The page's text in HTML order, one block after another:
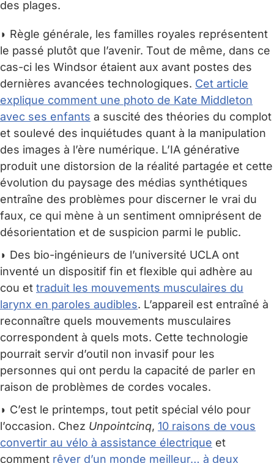
des plages.
◗ Règle générale, les familles royales représentent
le passé plutôt que l’avenir. Tout de même, dans ce
cas-ci les Windsor étaient aux avant postes des
dernières avancées technologiques. Cet article
explique comment une photo de Kate Middleton
avec ses enfants a suscité des théories du complot
et soulevé des inquiétudes quant à la manipulation
des images à l’ère numérique. L’IA générative
produit une distorsion de la réalité partagée et cette
évolution du paysage des médias synthétiques
entraîne des problèmes pour discerner le vrai du
faux, ce qui mène à un sentiment omniprésent de
désorientation et de suspicion parmi le public.
◗ Des bio-ingénieurs de l’université UCLA ont
inventé un dispositif fin et flexible qui adhère au
cou et traduit les mouvements musculaires du
larynx en paroles audibles. L’appareil est entraîné à
reconnaître quels mouvements musculaires
correspondent à quels mots. Cette technologie
pourrait servir d’outil non invasif pour les
personnes qui ont perdu la capacité de parler en
raison de problèmes de cordes vocales.
◗ C’est le printemps, tout petit spécial vélo pour
l’occasion. Chez Unpointcinq, 10 raisons de vous
convertir au vélo à assistance électrique et
comment rêver d’un monde meilleur… à deux